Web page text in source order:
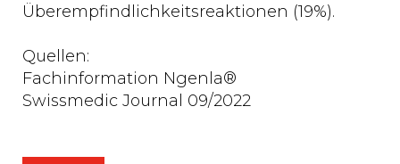
Überempfindlichkeitsreaktionen (19%).
Quellen:
Fachinformation Ngenla®
Swissmedic Journal 09/2022